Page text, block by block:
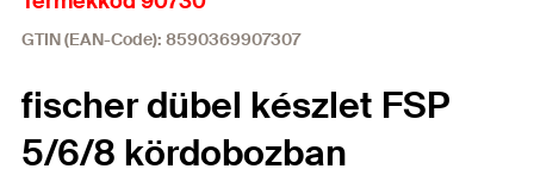
GTIN (EAN-Code): 8590369907307
fischer dübel készlet FSP
5/6/8 kördobozban